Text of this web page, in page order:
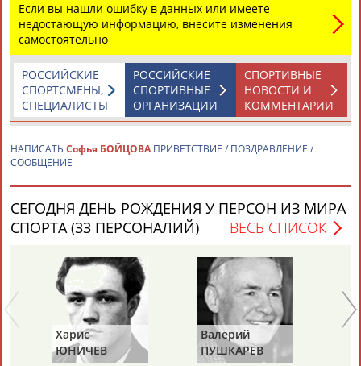
Флюра
АББАТЕ-
БУЛАТОВА
Татьяна
АББЯСОВА
Акжана
Артур
Каримжан
АБДРАХМАНОВ
Аделя
АБДРАХМАНОВА
Андрей
АБДУВАЛИЕВ
Герман
АБДУЛАЕВ
Если вы нашли ошибку в данных или имеете
недостающую информацию, внесите изменения
самостоятельно
СПОРТИВНЫЕ
НОВОСТИ И
КОММЕНТАРИИ
РОССИЙСКИЕ
СПОРТИВНЫЕ
ОРГАНИЗАЦИИ
РОССИЙСКИЕ
СПОРТСМЕНЫ,
СПЕЦИАЛИСТЫ
НАПИСАТЬ Софья БОЙЦОВА ПРИВЕТСТВИЕ / ПОЗДРАВЛЕНИЕ /
СООБЩЕНИЕ
СЕГОДНЯ ДЕНЬ РОЖДЕНИЯ У ПЕРСОН ИЗ МИРА
СПОРТА (33 ПЕРСОНАЛИЙ)
ВЕСЬ СПИСОК
Харис
ЮНИЧЕВ
Валерий
ПУШКАРЕВ